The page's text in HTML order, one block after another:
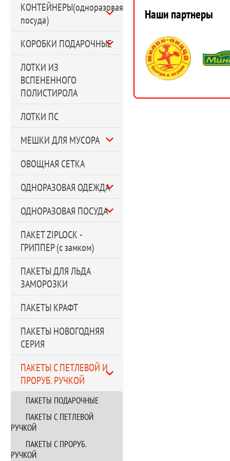
КОНТЕЙНЕРЫ(одноразовая
посуда)
КОРОБКИ ПОДАРОЧНЫЕ
ЛОТКИ ИЗ
ВСПЕНЕННОГО
ПОЛИСТИРОЛА
ЛОТКИ ПС
МЕШКИ ДЛЯ МУСОРА
ОВОЩНАЯ СЕТКА
ОДНОРАЗОВАЯ ОДЕЖДА
ОДНОРАЗОВАЯ ПОСУДА
ПАКЕТ ZIPLOCK -
ГРИППЕР (с замком)
ПАКЕТЫ ДЛЯ ЛЬДА
ЗАМОРОЗКИ
ПАКЕТЫ КРАФТ
ПАКЕТЫ НОВОГОДНЯЯ
СЕРИЯ
ПАКЕТЫ С ПЕТЛЕВОЙ И
ПРОРУБ. РУЧКОЙ
ПАКЕТЫ ПОДАРОЧНЫЕ
ПАКЕТЫ С ПЕТЛЕВОЙ
РУЧКОЙ
ПАКЕТЫ С ПРОРУБ.
РУЧКОЙ
Наши партнеры